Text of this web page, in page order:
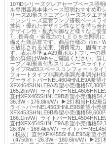
107iDシリーズグレアセーブベース照
ル専用器具本体ベース照明おすすめiD
リーズ20形スクエアシリーズスクエア
コンシリーズ直管ランプ搭載ベース
技術・優れたデザイン性などを持ち合
デザイン性・配光制御など様々なご要
7…長寿命・省電力のＬＥＤを主照明
備えた商品群です。商品仕様の（lm・
ら放出される光束、消費電力、固有エ
す。表示基準▲A29頁ボルトフリーの
量の詳細はWebをご確認ください。詳
ーブ／40形直付型スリムベースライ
タイプRa83スペースコンフォートタ
フォートタイプ非調光非調光非調光
プーライトバーNEL4604HNLE9A希望
XFX464SHNLE9A希望小売価格57,300
165.2lm/W）ライトバー
直付XFX465SHNLE9B希望小売価格
36.3W・176.8lm/W）▶2灯相当Hf32形
ライトバーNEL4503HNLE9B希望小売
XFX453SHNLE9B希望小売価格59,600
166.1lm/W）ライトバー
直付XFX454SHNLE9A希望小売価格
26.3W・168.4lm/W）ライトバー
（税抜）直付XFX455SHNLE9B希望小
（4750lm・26.3W・180.6lm/W）▶2